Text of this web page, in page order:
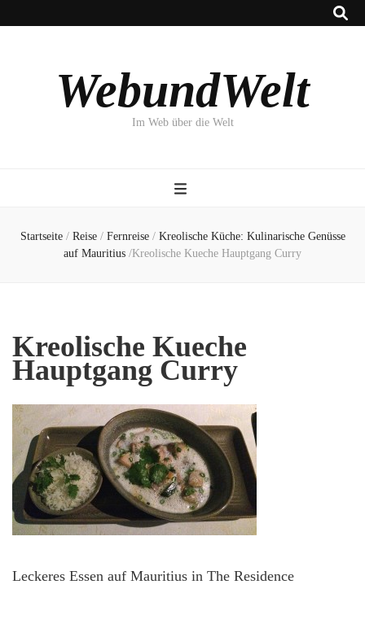
WebundWelt
Im Web über die Welt
Startseite / Reise / Fernreise / Kreolische Küche: Kulinarische Genüsse
auf Mauritius /Kreolische Kueche Hauptgang Curry
Kreolische Kueche
Hauptgang Curry
Leckeres Essen auf Mauritius in The Residence